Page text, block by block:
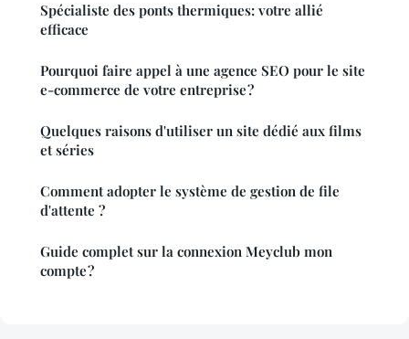
Spécialiste des ponts thermiques: votre allié
efficace
Pourquoi faire appel à une agence SEO pour le site
e-commerce de votre entreprise ?
Quelques raisons d'utiliser un site dédié aux films
et séries
Comment adopter le système de gestion de file
d'attente ?
Guide complet sur la connexion Meyclub mon
compte ?